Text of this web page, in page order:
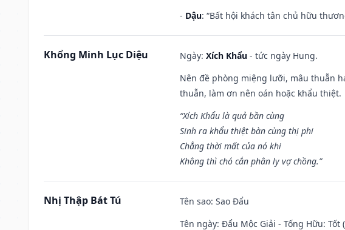
- Dậu: “Bất hội khách tân chủ hữu
Khổng Minh Lục Diệu Ngày: Xích Khẩu - tức ngày Hung.
Nên đề phòng miệng lưỡi, mâu thuẫn
thuẫn, làm ơn nên oán hoặc khẩu thiệt.
“Xích Khẩu là quả bần cùng
Sinh ra khẩu thiệt bàn cùng thị phi
Chẳng thời mất của nó khi
Không thì chó cắn phân ly vợ chồng.”
Nhị Thập Bát Tú Tên sao: Sao Đẩu
Tên ngày: Đẩu Mộc Giải - Tống Hữu: